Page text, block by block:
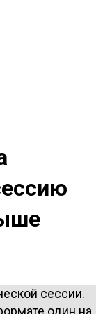
сессии.
один на